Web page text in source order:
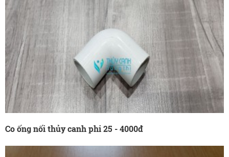
Co ống nối thủy canh phi 25 - 4000đ